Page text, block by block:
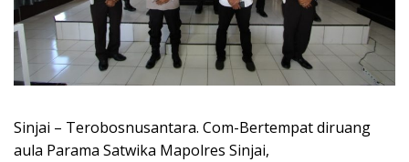
Sinjai – Terobosnusantara. Com-Bertempat diruang
aula Parama Satwika Mapolres Sinjai,